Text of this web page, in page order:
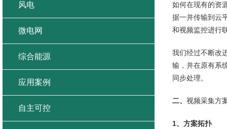
如何在现有的资
据一并传输到云
和视频监控进行
我们经过不断改
输，并在原有系
同步处理。
二、 视频采集方
1、方案拓扑
风电
微电网
综合能源
应用案例
自主可控